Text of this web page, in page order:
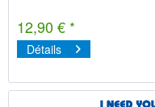
12,90 € *
Détails